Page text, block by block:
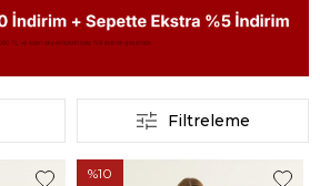
Filtreleme
%10